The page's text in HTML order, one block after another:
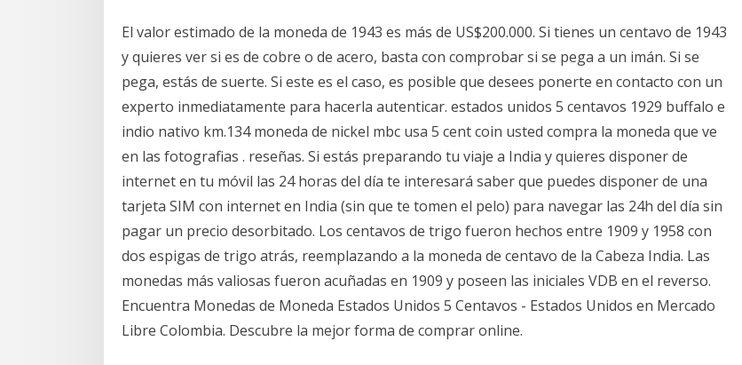
El valor estimado de la moneda de 1943 es más de US$200.000. Si tienes un centavo de 1943
y quieres ver si es de cobre o de acero, basta con comprobar si se pega a un imán. Si se
pega, estás de suerte. Si este es el caso, es posible que desees ponerte en contacto con un
experto inmediatamente para hacerla autenticar. estados unidos 5 centavos 1929 buffalo e
indio nativo km.134 moneda de nickel mbc usa 5 cent coin usted compra la moneda que ve
en las fotografias . reseñas. Si estás preparando tu viaje a India y quieres disponer de
internet en tu móvil las 24 horas del día te interesará saber que puedes disponer de una
tarjeta SIM con internet en India (sin que te tomen el pelo) para navegar las 24h del día sin
pagar un precio desorbitado. Los centavos de trigo fueron hechos entre 1909 y 1958 con
dos espigas de trigo atrás, reemplazando a la moneda de centavo de la Cabeza India. Las
monedas más valiosas fueron acuñadas en 1909 y poseen las iniciales VDB en el reverso.
Encuentra Monedas de Moneda Estados Unidos 5 Centavos - Estados Unidos en Mercado
Libre Colombia. Descubre la mejor forma de comprar online.